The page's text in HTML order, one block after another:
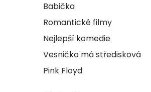
Babička
Romantické filmy
Nejlepší komedie
Vesničko má středisková
Pink Floyd